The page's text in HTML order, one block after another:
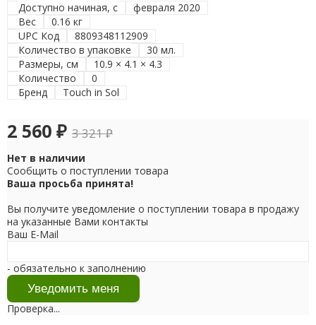
Доступно начиная, с
февраля 2020
Вес
0.16 кг
UPC Код
8809348112909
Количество в упаковке
30 мл.
Размеры, см
10.9 × 4.1 × 4.3
Количество
0
Бренд
Touch in Sol
2 560 ₽ 3 321₽
Нет в наличии
Сообщить о поступлении товара
Ваша просьба принята!
Вы получите уведомление о поступлении товара в продажу
на указанные Вами контакты
Ваш E-Mail
- обязательно к заполнению
Проверка...